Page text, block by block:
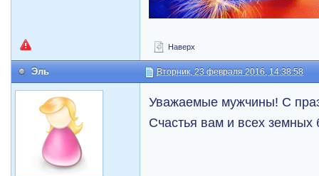
Наверх
Эль Вторник, 23 февраля 2016, 14:38:58
Уважаемые мужчины! С
Счастья вам и всех земных